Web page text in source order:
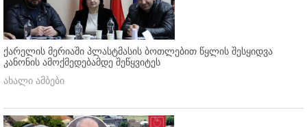
ქარელის მერიაში პლასტმასის ბოთლებით წყლის შესყიდვა
კანონის ამოქმედებამდე შეწყვიტეს
ახალი ამბები